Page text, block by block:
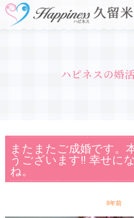
ハピネスの婚
またまたご成婚です。
うございます‼ 幸せに
ね。
8年前